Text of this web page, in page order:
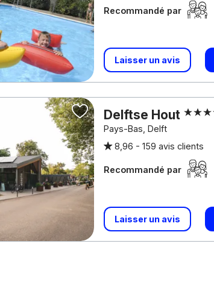
Recommandé par
Laisser un avis
Delftse Hout
Pays-Bas, Delft
8,96 -159 avis clients
Recommandé par
Laisser un avis